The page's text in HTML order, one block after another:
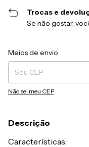
Trocas e
Se não gostar,
Entregas para o CEP:
Meios de envio
Não sei meu CEP
Descrição
Características: